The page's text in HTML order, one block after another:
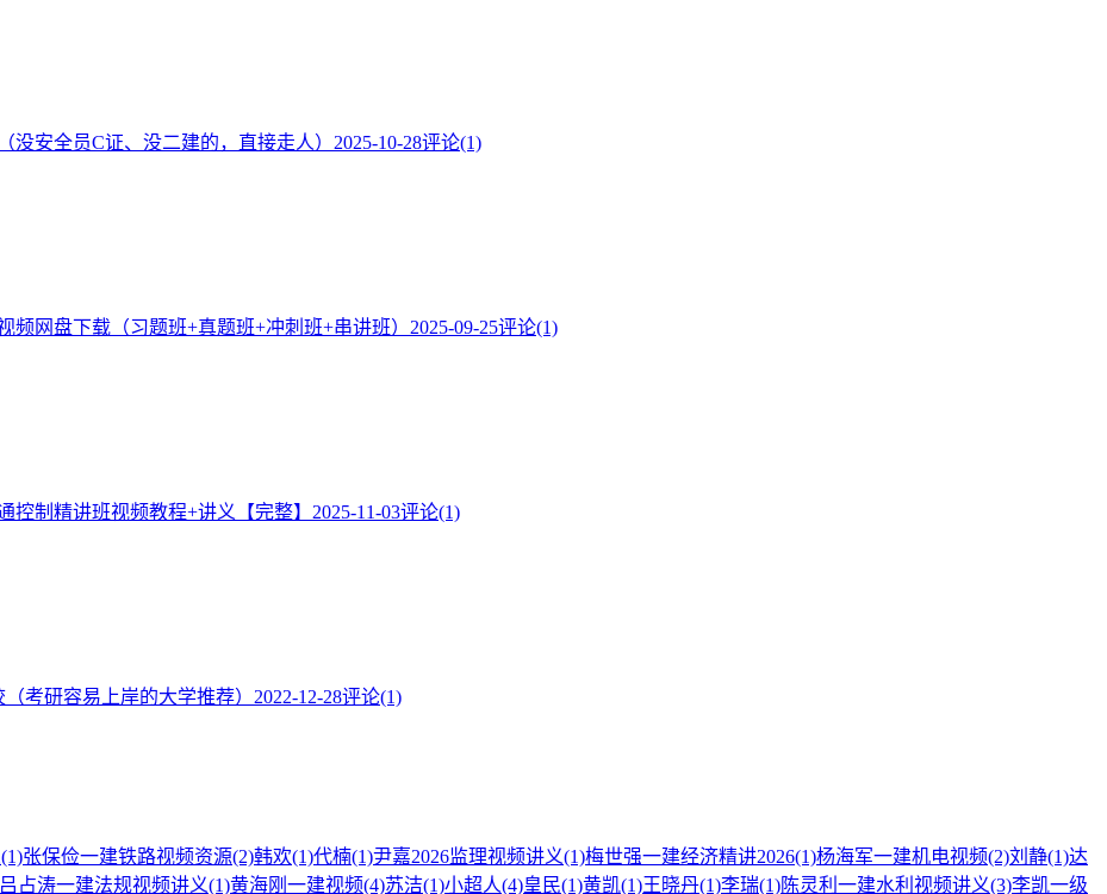
没安全员C证、没二建的，直接走人） 2025-10-28评论(1)
频网盘下载（习题班+真题班+冲刺班+串讲班） 2025-09-25评论(1)
控制精讲班视频教程+讲义【完整】 2025-11-03评论(1)
考研容易上岸的大学推荐） 2022-12-28评论(1)
(1)张保俭一建铁路视频资源(2)韩欢(1)代楠(1)尹嘉2026监理视频讲义(1)梅世强一建经济精讲2026(1)杨海军一建机电视频(2)刘静(1)达
吕占涛一建法规视频讲义(1)黄海刚一建视频(4)苏洁(1)小超人(4)皇民(1)黄凯(1)王晓丹(1)李瑞(1)陈灵利一建水利视频讲义(3)李凯一级